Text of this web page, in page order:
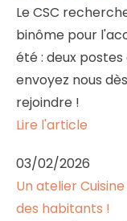
Le CSC
binôme pour
été : deux
envoyez nous
rejoindre !
Lire l'article
03/02/2026
Un atelier
des habitants !